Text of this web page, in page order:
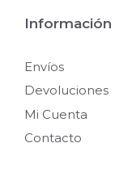
Información
Envíos
Devoluciones
Mi Cuenta
Contacto